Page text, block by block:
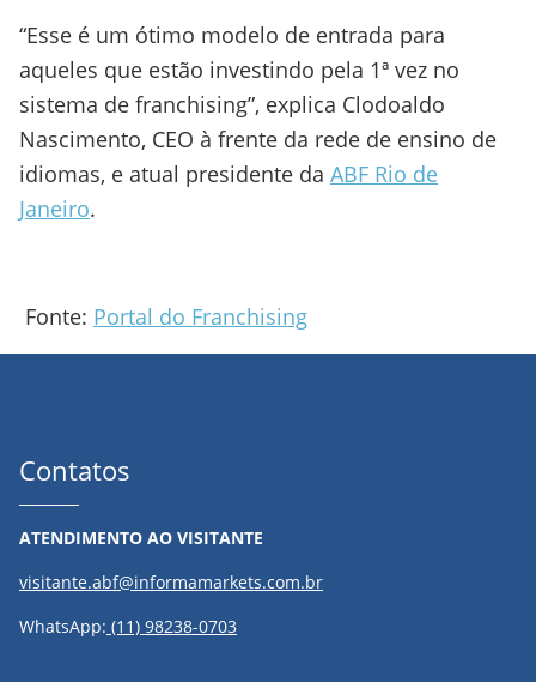
“Esse é um ótimo modelo de entrada para
aqueles que estão investindo pela 1ª vez no
sistema de franchising”, explica Clodoaldo
Nascimento, CEO à frente da rede de ensino de
idiomas, e atual presidente da ABF Rio de
Janeiro.
Fonte: Portal do Franchising
Contatos
ATENDIMENTO AO VISITANTE
visitante.abf@informamarkets.com.br
WhatsApp: (11) 98238-0703